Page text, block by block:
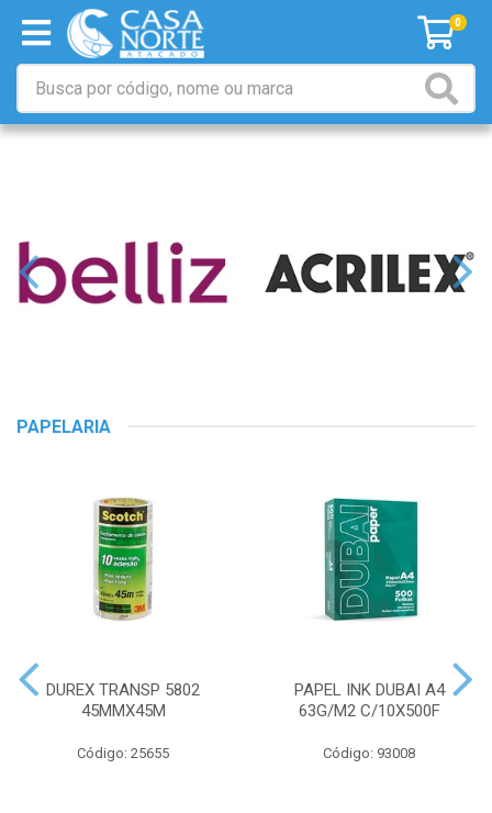
0
PAPELARIA
DUREX TRANSP 5802
45MMX45M
Código: 25655
PAPEL INK DUBAI A4
63G/M2 C/10X500F
Código: 93008